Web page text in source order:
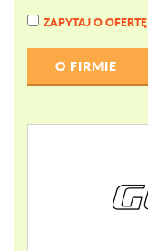
ZAPYTAJ O OFERTĘ
O FIRMIE